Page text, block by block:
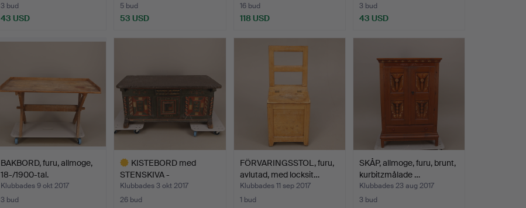
3 bud
43 USD
5 bud
53 USD
16 bud
118 USD
3 bud
43 USD
BAKBORD, furu, allmoge,
18-/1900-tal.
Klubbades 9 okt 2017
3 bud
KISTEBORD med
STENSKIVA -
KOMSTASTEN, date…
Klubbades 3 okt 2017
26 bud
FÖRVARINGSSTOL, furu,
avlutad, med locksit…
Klubbades 11 sep 2017
1 bud
SKÅP, allmoge, furu, brunt,
kurbitzmålade …
Klubbades 23 aug 2017
3 bud